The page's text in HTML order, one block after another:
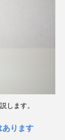
します。
あります